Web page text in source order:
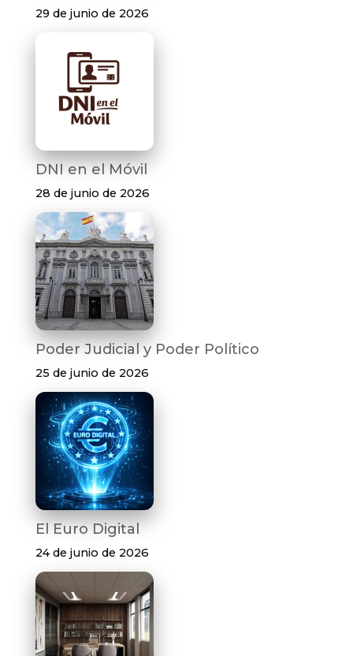
29 de junio de 2026
DNI en el Móvil
28 de junio de 2026
Poder Judicial y Poder Político
25 de junio de 2026
El Euro Digital
24 de junio de 2026